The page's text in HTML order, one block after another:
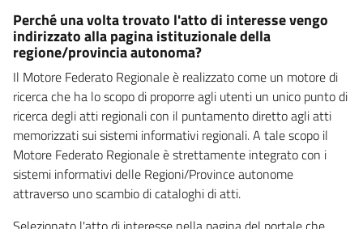
Perché una volta trovato l'atto di interesse vengo
indirizzato alla pagina istituzionale della
regione/provincia autonoma?
Il Motore Federato Regionale è realizzato come un motore di
ricerca che ha lo scopo di proporre agli utenti un unico punto di
ricerca degli atti regionali con il puntamento diretto agli atti
memorizzati sui sistemi informativi regionali. A tale scopo il
Motore Federato Regionale è strettamente integrato con i
sistemi informativi delle Regioni/Province autonome
attraverso uno scambio di cataloghi di atti.